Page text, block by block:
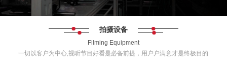
拍摄设备
Filming Equipment
一切以客户为中心,视听节目好看是必备前提，用户户满意才是终极目的